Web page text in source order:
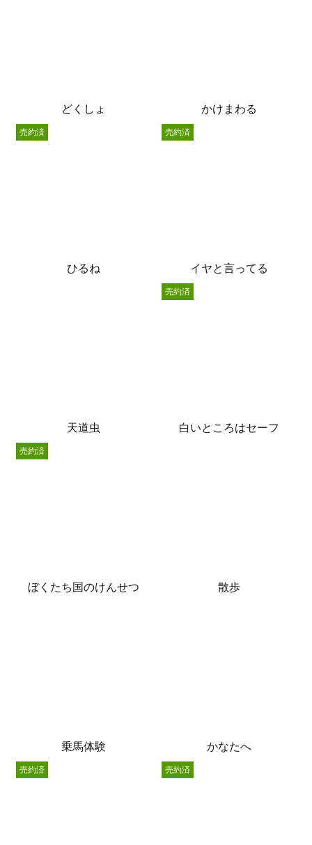
どくしょ かけまわる
ひるね
売約済
イヤと言ってる
売約済
天道虫 白いところはセーフ
売約済
ぼくたち国のけんせつ
売約済
散歩
乗馬体験 かなたへ
売約済 売約済